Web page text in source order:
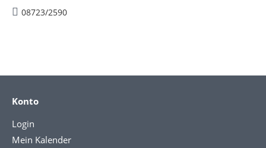
08723/2590
Konto
Login
Mein Kalender